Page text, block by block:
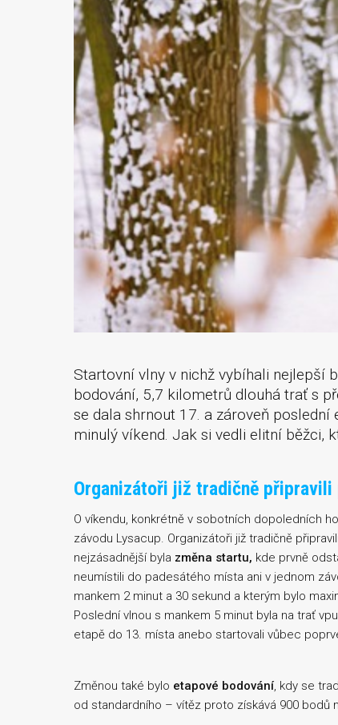
Startovní vlny v nichž vybíhali nejlepší
bodování, 5,7 kilometrů dlouhá trať s
se dala shrnout 17. a zároveň poslední
minulý víkend. Jak si vedli elitní běžci,
Organizátoři již tradičně
O víkendu, konkrétně v sobotních dopoledních
závodu Lysacup. Organizátoři již tradičně
nejzásadnější byla změna startu, kde prvně
neumístili do padesátého místa ani v jednom
mankem 2 minut a 30 sekund a kterým bylo
Poslední vlnou s mankem 5 minut byla na trať
etapě do 13. místa anebo startovali vůbec
Změnou také bylo etapové bodování, kdy se
od standardního – vítěz proto získává 900 bodů